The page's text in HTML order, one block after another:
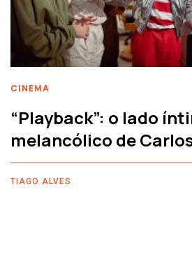
CINEMA
“Playback”: o lado
melancólico de
TIAGO ALVES